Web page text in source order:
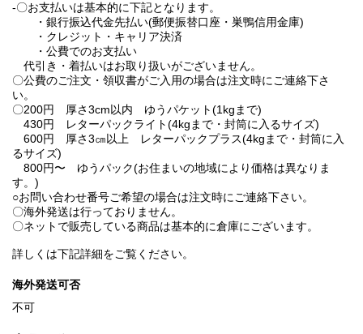
-〇お支払いは基本的に下記となります。
・銀行振込代金先払い(郵便振替口座・巣鴨信用金庫)
・クレジット・キャリア決済
・公費でのお支払い
代引き・着払いはお取り扱いがございません。
〇公費のご注文・領収書がご入用の場合は注文時にご連絡下さ
い。
〇200円 厚さ3cm以内 ゆうパケット(1kgまで)
430円 レターパックライト(4kgまで・封筒に入るサイズ)
600円 厚さ3㎝以上 レターパックプラス(4kgまで・封筒に入
るサイズ)
800円〜 ゆうパック(お住まいの地域により価格は異なりま
す。)
○お問い合わせ番号ご希望の場合は注文時にご連絡下さい。
〇海外発送は行っておりません。
〇ネットで販売している商品は基本的に倉庫にございます。
詳しくは下記詳細をご覧ください。
海外発送可否
不可